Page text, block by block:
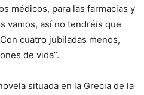
médicos, para las farmacias y
vamos, así no tendréis que
cuatro jubiladas menos,
de vida”.
situada en la Grecia de la